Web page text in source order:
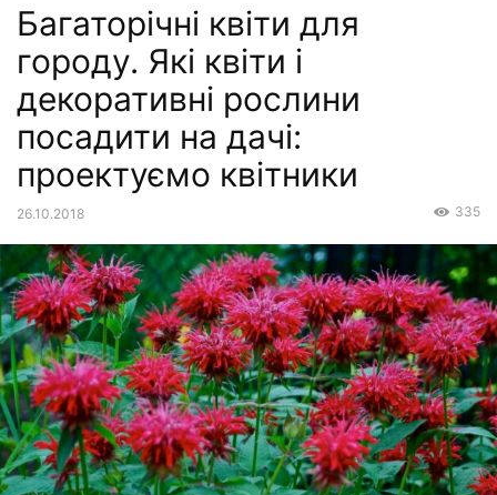
Багаторічні квіти для
городу. Які квіти і
декоративні рослини
посадити на дачі:
проектуємо квітники
26.10.2018 335